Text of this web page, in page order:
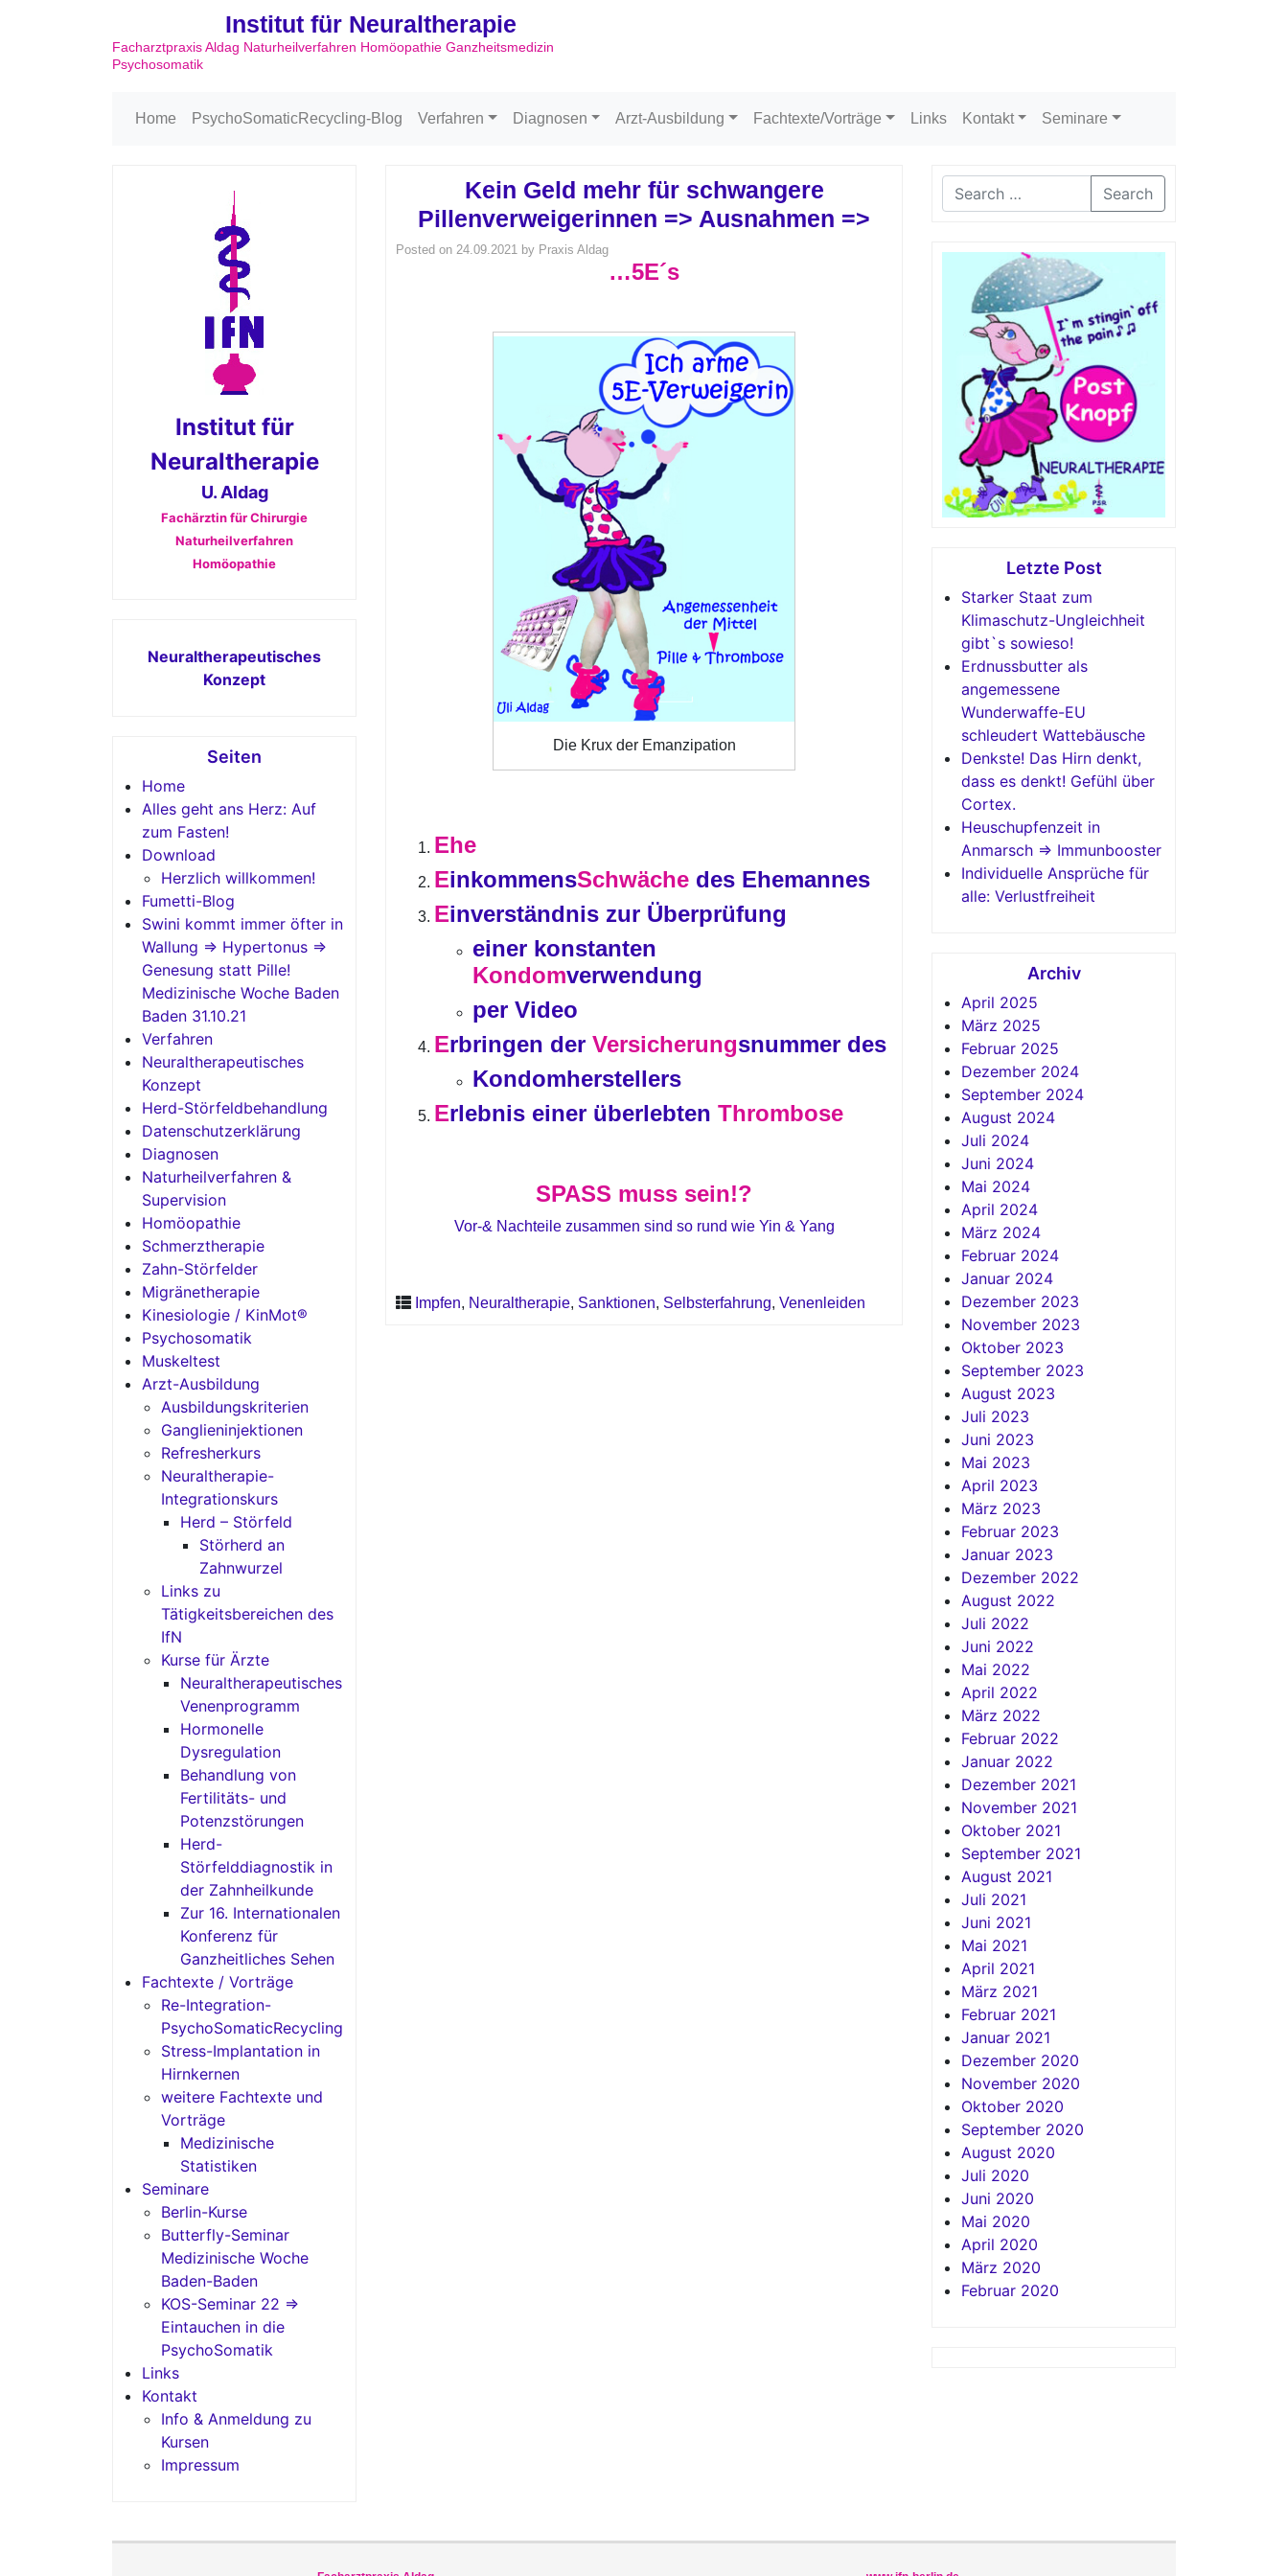
Institut für Neuraltherapie
Facharztpraxis Aldag Naturheilverfahren Homöopathie Ganzheitsmedizin
Psychosomatik
Home PsychoSomaticRecycling-Blog Verfahren Diagnosen Arzt-Ausbildung Fachtexte/Vorträge Links Kontakt Seminare
Institut für
Neuraltherapie
U. Aldag
Fachärztin für Chirurgie
Naturheilverfahren
Homöopathie
Neuraltherapeutisches
Konzept
Seiten
Home
Alles geht ans Herz: Auf
zum Fasten!
Download
Herzlich willkommen!
Fumetti-Blog
Swini kommt immer öfter in
Wallung => Hypertonus =>
Genesung statt Pille!
Medizinische Woche Baden
Baden 31.10.21
Verfahren
Neuraltherapeutisches
Konzept
Herd-Störfeldbehandlung
Datenschutzerklärung
Diagnosen
Naturheilverfahren &
Supervision
Homöopathie
Schmerztherapie
Zahn-Störfelder
Migränetherapie
Kinesiologie / KinMot®
Psychosomatik
Muskeltest
Arzt-Ausbildung
Ausbildungskriterien
Ganglieninjektionen
Refresherkurs
Neuraltherapie-
Integrationskurs
Herd – Störfeld
Störherd an
Zahnwurzel
Links zu
Tätigkeitsbereichen des
IfN
Kurse für Ärzte
Neuraltherapeutisches
Venenprogramm
Hormonelle
Dysregulation
Behandlung von
Fertilitäts- und
Potenzstörungen
Herd-
Störfelddiagnostik in
der Zahnheilkunde
Zur 16. Internationalen
Konferenz für
Ganzheitliches Sehen
Fachtexte / Vorträge
Re-Integration-
PsychoSomaticRecycling
Stress-Implantation in
Hirnkernen
weitere Fachtexte und
Vorträge
Medizinische
Statistiken
Seminare
Berlin-Kurse
Butterfly-Seminar
Medizinische Woche
Baden-Baden
KOS-Seminar 22 =>
Eintauchen in die
PsychoSomatik
Links
Kontakt
Info & Anmeldung zu
Kursen
Impressum
Kein Geld mehr für schwangere
Pillenverweigerinnen => Ausnahmen =>
Posted on 24.09.2021 by Praxis Aldag
…5E´s
Die Krux der Emanzipation
Ehe
EinkommensSchwäche des Ehemannes
Einverständnis zur Überprüfung
einer konstanten
Kondomverwendung
per Video
Erbringen der Versicherungsnummer des
Kondomherstellers
Erlebnis einer überlebten Thrombose
SPASS muss sein!?
Vor-& Nachteile zusammen sind so rund wie Yin & Yang
Impfen, Neuraltherapie, Sanktionen, Selbsterfahrung, Venenleiden
Search
Letzte Post
Starker Staat zum
Klimaschutz-Ungleichheit
gibt`s sowieso!
Erdnussbutter als
angemessene
Wunderwaffe-EU
schleudert Wattebäusche
Denkste! Das Hirn denkt,
dass es denkt! Gefühl über
Cortex.
Heuschupfenzeit in
Anmarsch => Immunbooster
Individuelle Ansprüche für
alle: Verlustfreiheit
Archiv
April 2025
März 2025
Februar 2025
Dezember 2024
September 2024
August 2024
Juli 2024
Juni 2024
Mai 2024
April 2024
März 2024
Februar 2024
Januar 2024
Dezember 2023
November 2023
Oktober 2023
September 2023
August 2023
Juli 2023
Juni 2023
Mai 2023
April 2023
März 2023
Februar 2023
Januar 2023
Dezember 2022
August 2022
Juli 2022
Juni 2022
Mai 2022
April 2022
März 2022
Februar 2022
Januar 2022
Dezember 2021
November 2021
Oktober 2021
September 2021
August 2021
Juli 2021
Juni 2021
Mai 2021
April 2021
März 2021
Februar 2021
Januar 2021
Dezember 2020
November 2020
Oktober 2020
September 2020
August 2020
Juli 2020
Juni 2020
Mai 2020
April 2020
März 2020
Februar 2020